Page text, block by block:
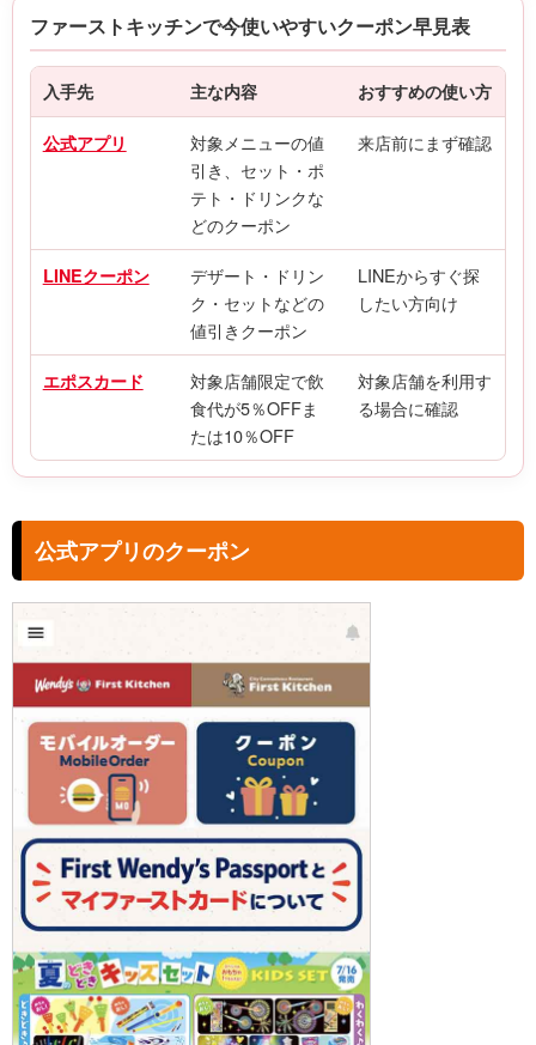
ファーストキッチンで今使いやすいクーポン早見表
入手先 主な内容 おすすめの使い方
公式アプリ
対象メニューの値
引き、セット・ポ
テト・ドリンクな
どのクーポン
来店前にまず確認
LINEクーポン
デザート・ドリン
ク・セットなどの
値引きクーポン
LINEからすぐ探
したい方向け
エポスカード
対象店舗限定で飲
食代が5％OFFま
たは10％OFF
対象店舗を利用す
る場合に確認
公式アプリのクーポン